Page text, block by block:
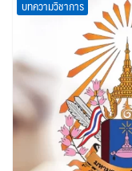
บทความวิชาการ